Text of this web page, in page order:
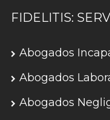
FIDELITIS:
Abogados
Abogados
Abogados